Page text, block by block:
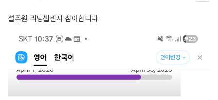
설주원 리딩챌린지 참여합니다